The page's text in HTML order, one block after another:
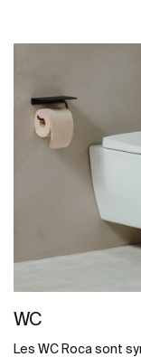
WC
Les WC Roca sont